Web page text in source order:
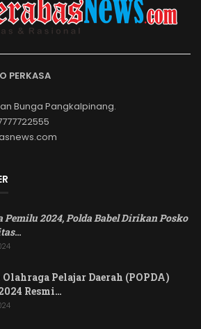
PERKASA
Bunga Pangkalpinang.
Pemilu 2024, Polda Babel Dirikan Posko
…
Pelajar Daerah (POPDA)
Resmi…